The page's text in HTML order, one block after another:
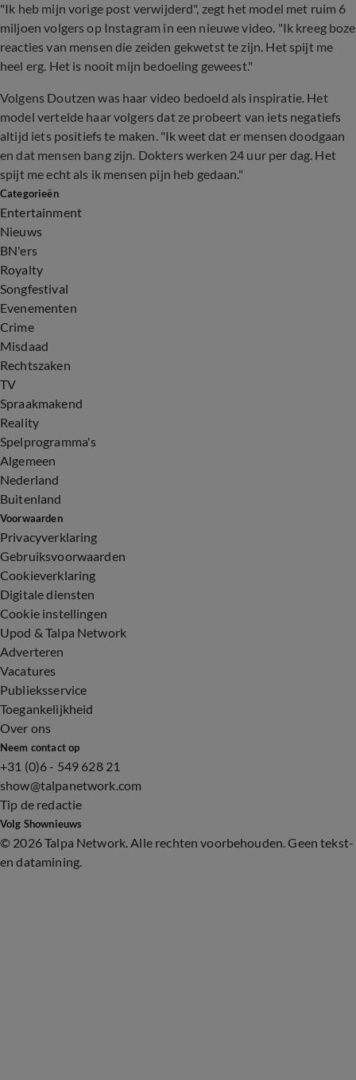
"Ik heb mijn vorige post verwijderd", zegt het model met ruim 6
miljoen volgers op Instagram in een nieuwe video. "Ik kreeg boze
reacties van mensen die zeiden gekwetst te zijn. Het spijt me
heel erg. Het is nooit mijn bedoeling geweest."
Volgens Doutzen was haar video bedoeld als inspiratie. Het
model vertelde haar volgers dat ze probeert van iets negatiefs
altijd iets positiefs te maken. "Ik weet dat er mensen doodgaan
en dat mensen bang zijn. Dokters werken 24 uur per dag. Het
spijt me echt als ik mensen pijn heb gedaan."
Categorieën
Entertainment
Nieuws
BN'ers
Royalty
Songfestival
Evenementen
Crime
Misdaad
Rechtszaken
TV
Spraakmakend
Reality
Spelprogramma's
Algemeen
Nederland
Buitenland
Voorwaarden
Privacyverklaring
Gebruiksvoorwaarden
Cookieverklaring
Digitale diensten
Cookie instellingen
Upod & Talpa Network
Adverteren
Vacatures
Publieksservice
Toegankelijkheid
Over ons
Neem contact op
+31 (0)6 - 549 628 21
show@talpanetwork.com
Tip de redactie
Volg Shownieuws
© 2026 Talpa Network. Alle rechten voorbehouden. Geen tekst-
en datamining.